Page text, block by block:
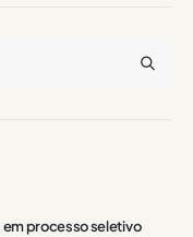
em processo seletivo